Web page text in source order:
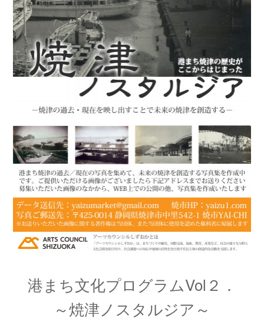
港まち文化プログラムVol２．
～焼津ノスタルジア～